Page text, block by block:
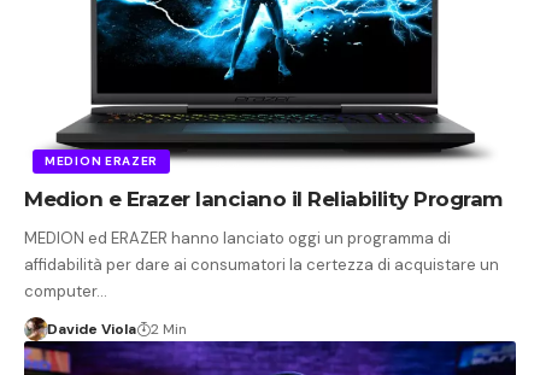
MEDION ERAZER
Medion e Erazer lanciano il Reliability Program
MEDION ed ERAZER hanno lanciato oggi un programma di
affidabilità per dare ai consumatori la certezza di acquistare un
computer…
Davide Viola 2 Min